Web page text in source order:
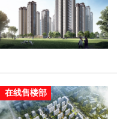
在线售楼部